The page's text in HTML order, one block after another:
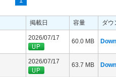
掲載日 容量 ダウ
2026/07/17 60.0 MB
2026/07/17 63.7 MB